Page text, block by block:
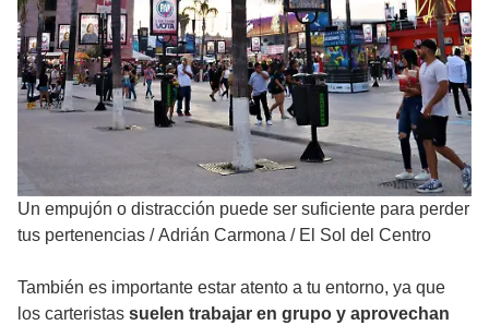
Un empujón o distracción puede ser suficiente para perder
tus pertenencias /Adrián Carmona / El Sol del Centro
También es importante estar atento a tu entorno, ya que
los carteristas suelen trabajar en grupo y aprovechan